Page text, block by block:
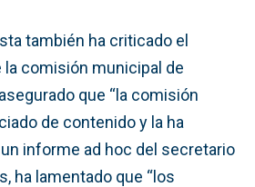
también ha criticado el
comisión municipal de
que “la comisión
de contenido y la ha
informe ad hoc del secretario
ha lamentado que “los